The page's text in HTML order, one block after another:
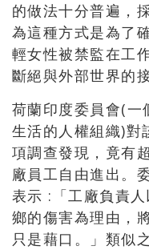
的做法十分普遍，
為這種方式是為了
輕女性被禁監在工
斷絕與外部世界的接
荷蘭印度委員會(一
生活的人權組織)對
項調查發現，竟有
廠員工自由進出。
表示 :「工廠負責
鄉的傷害為理由，
只是藉口。」類似